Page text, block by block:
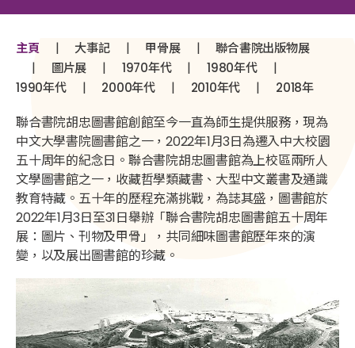
主頁 | 大事記 | 甲骨展 | 聯合書院出版物展
| 圖片展 | 1970年代 | 1980年代 |
1990年代 | 2000年代 | 2010年代 | 2018年
聯合書院胡忠圖書館創館至今一直為師生提供服務，現為
中文大學書院圖書館之一，2022年1月3日為遷入中大校園
五十周年的紀念日。聯合書院胡忠圖書館為上校區兩所人
文學圖書館之一，收藏哲學類藏書、大型中文叢書及通識
教育特藏。五十年的歷程充滿挑戰，為誌其盛，圖書館於
2022年1月3日至31日舉辦「聯合書院胡忠圖書館五十周年
展：圖片、刊物及甲骨」，共同細味圖書館歷年來的演
變，以及展出圖書館的珍藏。